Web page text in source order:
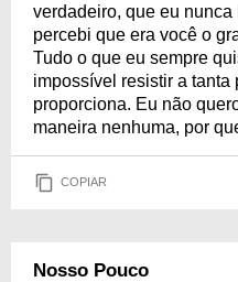
verdadeiro, que eu
percebi que era você o
Tudo o que eu sempre
impossível resistir a
proporciona. Eu não
maneira nenhuma, por
COPIAR
Nosso Pouco